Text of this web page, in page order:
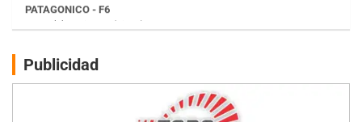
Juventud Unida (Tierra)
Humboldt (Santa Fe)
Ciudad de Avellaneda (Asfalto)
Avellaneda (Santa Fe)
Publicidad